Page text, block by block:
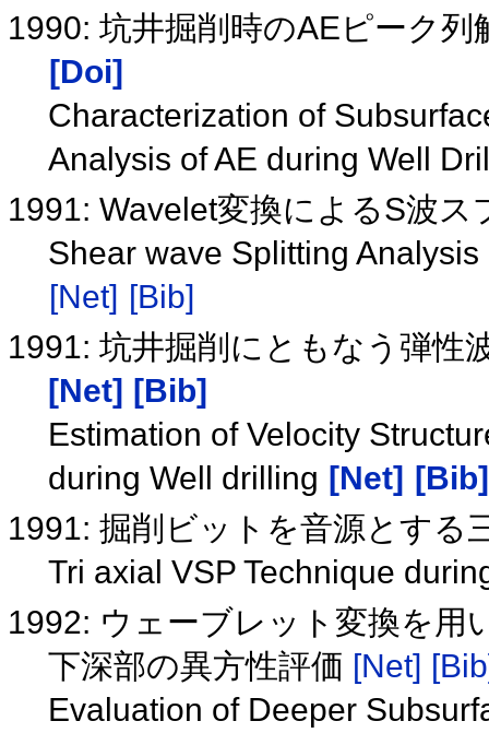
1990: 坑井掘削時のAEピーク
[Doi]
Characterization of
Analysis of AE during Well
1991: Wavelet変換によるS波
Shear wave Splitting
[Net] [Bib]
1991: 坑井掘削にともなう弾性
[Net] [Bib]
Estimation of Velocity
during Well drilling [Net]
[Bib]
1991: 掘削ビットを音源とする
Tri axial VSP Technique
1992: ウェーブレット変換を用
下深部の異方性評価 [Net]
Evaluation of Deeper